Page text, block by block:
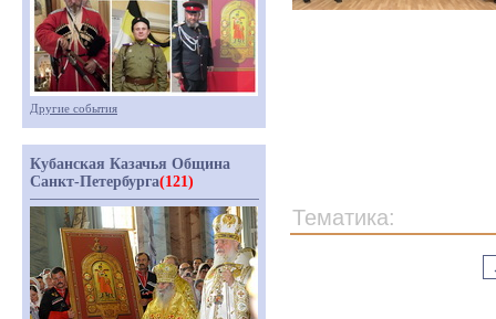
Тематика:
Другие события
Кубанская Казачья Община
Санкт-Петербурга(121)